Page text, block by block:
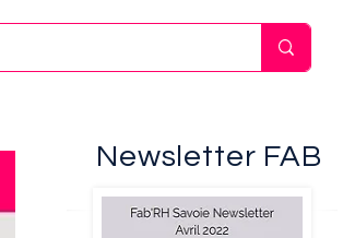
Newsletter FAB